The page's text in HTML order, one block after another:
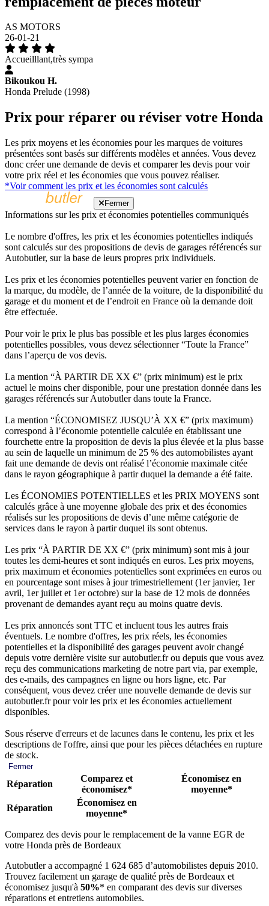
AS MOTORS
26-01-21
Accueilllant,très sympa
Bikoukou H.
Honda Prelude (1998)
Prix pour réparer ou réviser votre Honda
Les prix moyens et les économies pour les marques de voitures
présentées sont basés sur différents modèles et années. Vous devez
donc créer une demande de devis et comparer les devis pour voir
votre prix réel et les économies que vous pouvez réaliser.
*Voir comment les prix et les économies sont calculés
Fermer
Informations sur les prix et économies potentielles communiqués
Le nombre d'offres, les prix et les économies potentielles indiqués
sont calculés sur des propositions de devis de garages référencés sur
Autobutler, sur la base de leurs propres prix individuels.
Les prix et les économies potentielles peuvent varier en fonction de
la marque, du modèle, de l’année de la voiture, de la disponibilité du
garage et du moment et de l’endroit en France où la demande doit
être effectuée.
Pour voir le prix le plus bas possible et les plus larges économies
potentielles possibles, vous devez sélectionner “Toute la France”
dans l’aperçu de vos devis.
La mention “À PARTIR DE XX €” (prix minimum) est le prix
actuel le moins cher disponible, pour une prestation donnée dans les
garages référencés sur Autobutler dans toute la France.
La mention “ÉCONOMISEZ JUSQU’À XX €” (prix maximum)
correspond à l’économie potentielle calculée en établissant une
fourchette entre la proposition de devis la plus élevée et la plus basse
au sein de laquelle un minimum de 25 % des automobilistes ayant
fait une demande de devis ont réalisé l’économie maximale citée
dans le rayon géographique à partir duquel la demande a été faite.
Les ÉCONOMIES POTENTIELLES et les PRIX MOYENS sont
calculés grâce à une moyenne globale des prix et des économies
réalisés sur les propositions de devis d’une même catégorie de
services dans le rayon à partir duquel ils sont obtenus.
Les prix “À PARTIR DE XX €” (prix minimum) sont mis à jour
toutes les demi-heures et sont indiqués en euros. Les prix moyens,
prix maximum et économies potentielles sont exprimées en euros ou
en pourcentage sont mises à jour trimestriellement (1er janvier, 1er
avril, 1er juillet et 1er octobre) sur la base de 12 mois de données
provenant de demandes ayant reçu au moins quatre devis.
Les prix annoncés sont TTC et incluent tous les autres frais
éventuels. Le nombre d'offres, les prix réels, les économies
potentielles et la disponibilité des garages peuvent avoir changé
depuis votre dernière visite sur autobutler.fr ou depuis que vous avez
reçu des communications marketing de notre part via, par exemple,
des e-mails, des campagnes en ligne ou hors ligne, etc. Par
conséquent, vous devez créer une nouvelle demande de devis sur
autobutler.fr pour voir les prix et les économies actuellement
disponibles.
Sous réserve d'erreurs et de lacunes dans le contenu, les prix et les
descriptions de l'offre, ainsi que pour les pièces détachées en rupture
de stock.
Fermer
Réparation
Comparez et
économisez*
Économisez en
moyenne*
Réparation
Économisez en
moyenne*
Comparez des devis pour le remplacement de la vanne EGR de
votre Honda près de Bordeaux
Autobutler a accompagné 1 624 685 d’automobilistes depuis 2010.
Trouvez facilement un garage de qualité près de Bordeaux et
économisez jusqu'à 50%* en comparant des devis sur diverses
réparations et entretiens automobiles.